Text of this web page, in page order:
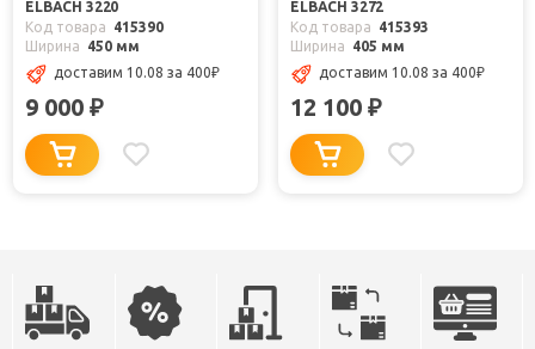
ELBACH 3220
Код товара
415390
Ширина
450 мм
доставим 10.08 за 400₽
9 000 ₽
ELBACH 3272
Код товара
415393
Ширина
405 мм
доставим 10.08 за 400₽
12 100 ₽